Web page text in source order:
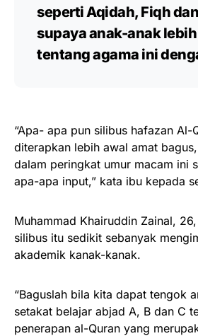
seperti Aqidah, Fiqh
supaya anak-anak
tentang agama ini
“Apa- apa pun silibus hafazan Al-
diterapkan lebih awal amat
dalam peringkat umur macam ini
apa-apa input,” kata ibu kepada
Muhammad Khairuddin Zainal,
silibus itu sedikit sebanyak
akademik kanak-kanak.
“Baguslah bila kita dapat tengok
setakat belajar abjad A, B dan C
penerapan al-Quran yang